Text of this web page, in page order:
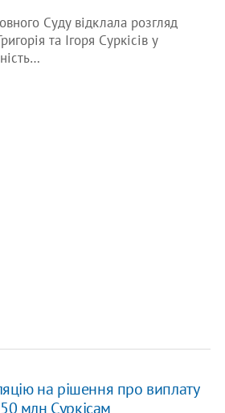
Суду відклала розгляд
та Ігоря Суркісів у
на рішення про виплату
млн Суркісам